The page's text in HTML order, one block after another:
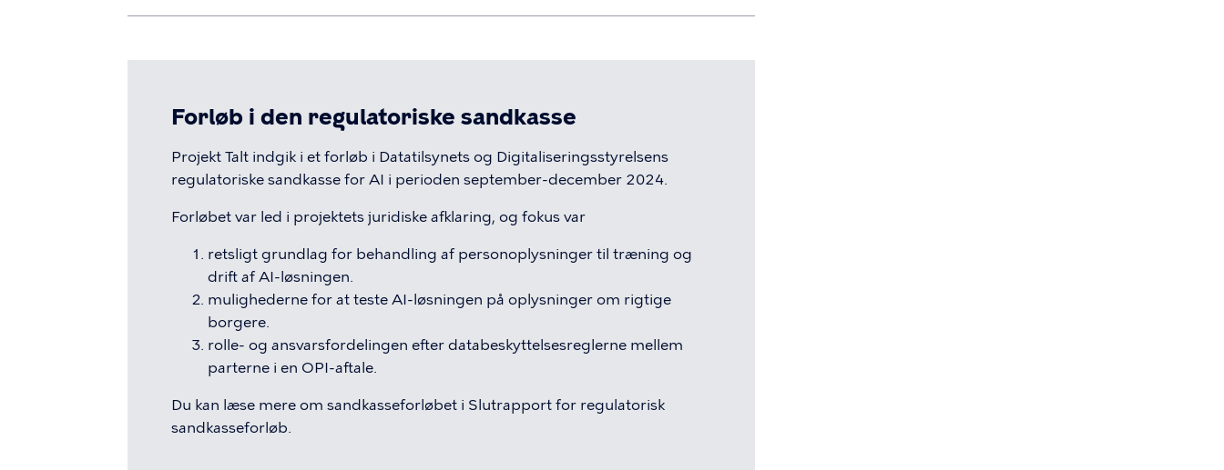
Forløb i den regulatoriske sandkasse
Projekt Talt indgik i et forløb i Datatilsynets og Digitaliseringsstyrelsens
regulatoriske sandkasse for AI i perioden september-december 2024.
Forløbet var led i projektets juridiske afklaring, og fokus var
retsligt grundlag for behandling af personoplysninger til træning og
drift af AI-løsningen.
mulighederne for at teste AI-løsningen på oplysninger om rigtige
borgere.
rolle- og ansvarsfordelingen efter databeskyttelsesreglerne mellem
parterne i en OPI-aftale.
Du kan læse mere om sandkasseforløbet i Slutrapport for regulatorisk
sandkasseforløb.